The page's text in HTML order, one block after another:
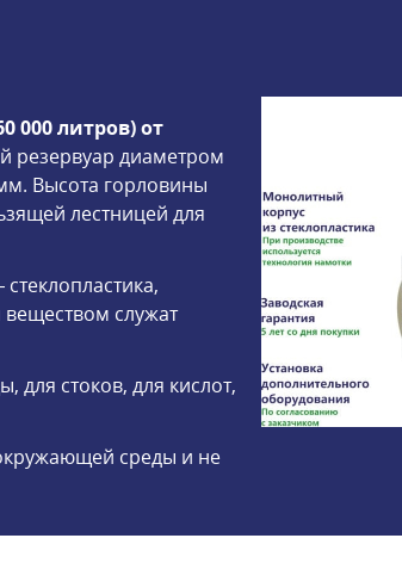
000 литров) от
резервуар диаметром
Высота горловины
лестницей для
служат
для стоков, для кислот,
среды и не